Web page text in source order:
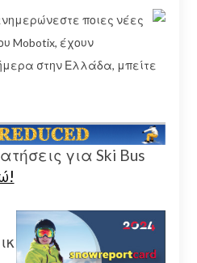
ποιες νέες
Mobotix, έχουν
στην Ελλάδα, μπείτε
για Ski Bus